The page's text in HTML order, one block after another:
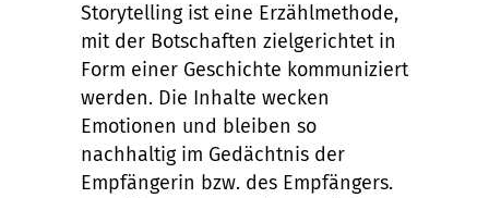
Storytelling ist eine Erzählmethode,
mit der Botschaften zielgerichtet in
Form einer Geschichte kommuniziert
werden. Die Inhalte wecken
Emotionen und bleiben so
nachhaltig im Gedächtnis der
Empfängerin bzw. des Empfängers.